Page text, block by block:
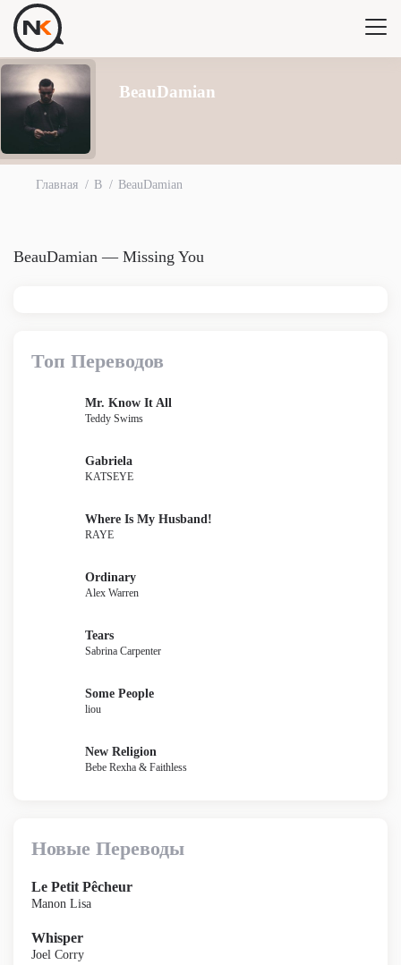
BeauDamian
Главная B BeauDamian
BeauDamian — Missing You
Топ Переводов
Mr. Know It All
Teddy Swims
Gabriela
KATSEYE
Where Is My Husband!
RAYE
Ordinary
Alex Warren
Tears
Sabrina Carpenter
Some People
liou
New Religion
Bebe Rexha & Faithless
Новые Переводы
Le Petit Pêcheur
Manon Lisa
Whisper
Joel Corry